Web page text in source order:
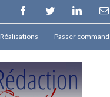
FacebookTwitterLinkedin
Réalisations Passer